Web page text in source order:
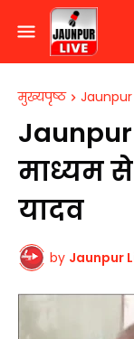
मुख्यपृष्ठ Jaunpur
माध्यम से
यादव
by Jaunpur